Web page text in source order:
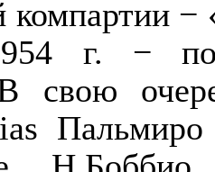
компартии
г. −
свою
Пальмиро